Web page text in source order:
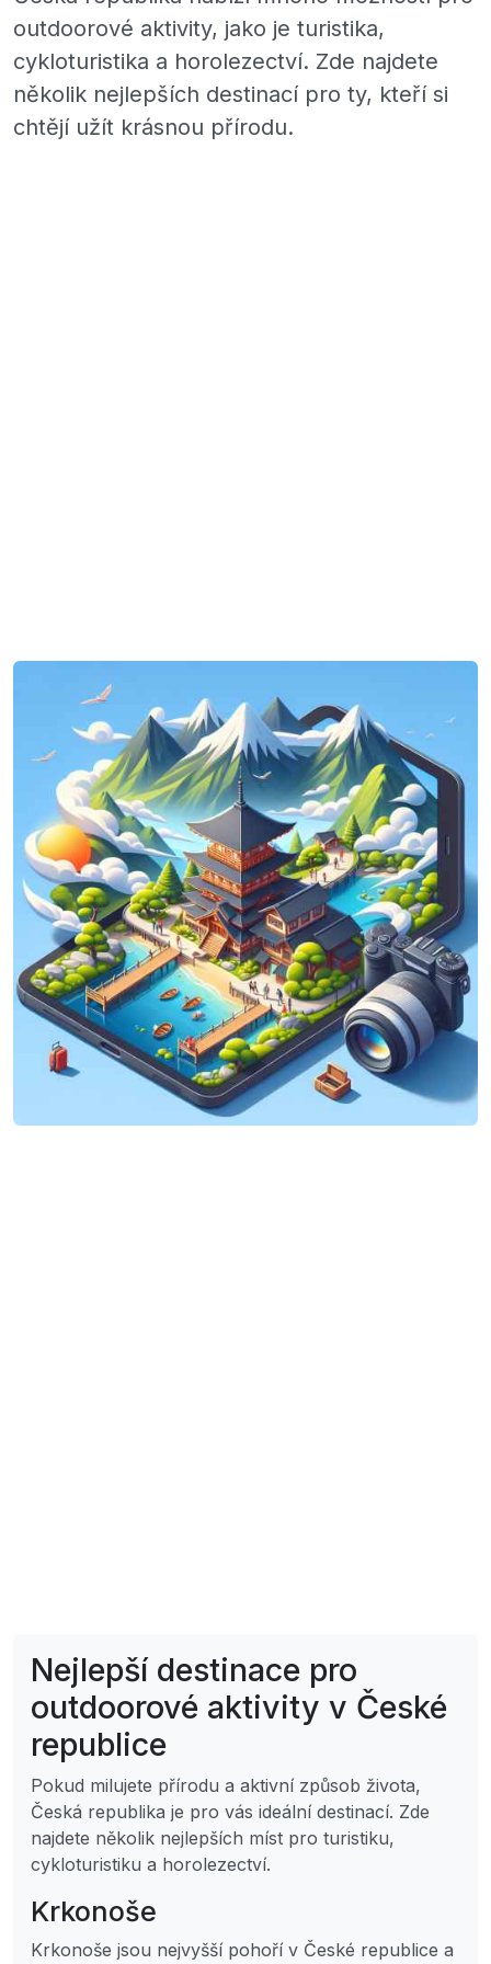
outdoorové aktivity, jako je turistika,
cykloturistika a horolezectví. Zde najdete
několik nejlepších destinací pro ty, kteří si
chtějí užít krásnou přírodu.
Nejlepší destinace pro
outdoorové aktivity v České
republice
Pokud milujete přírodu a aktivní způsob života,
Česká republika je pro vás ideální destinací. Zde
najdete několik nejlepších míst pro turistiku,
cykloturistiku a horolezectví.
Krkonoše
Krkonoše jsou nejvyšší pohoří v České republice a